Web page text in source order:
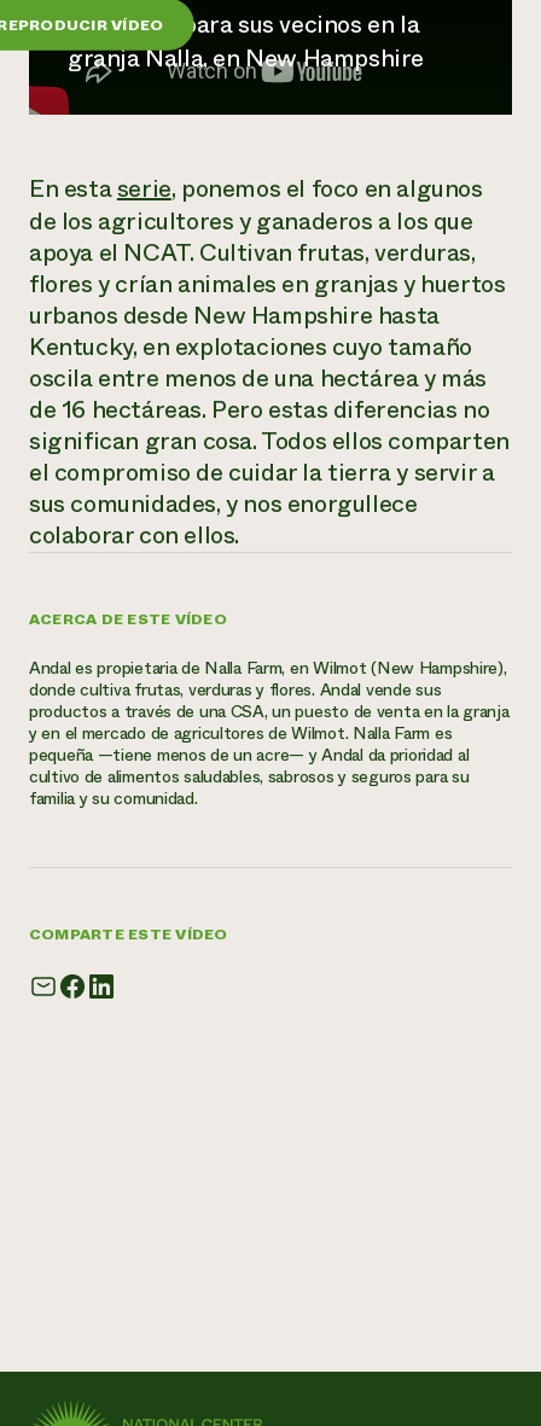
Informes anuales y financieros
Historias de impacto
impacto 2024
LEER EL INFORME
Latinos en la agricultura
Sistemas alimentarios locales
Evento anual de reciclaje de productos electrónicos
Programa de descuentos de NorthWestern Energy
Servicios energéticos comerciales
Servicios energéticos residenciales
LIHEAP
Centro de intercambio de información AgriSolar
Blog
Cursos cortos
Vídeos
Oportunidades de financiación
Noticias
Internship Hub
Buscar prácticas
Contratar a un becario
Llame a la
directa de
1-800-346-
Asociaciones empresariales
Donar
Donaciones planificadas
Boletín
Consultas de los medios de comunicación
Todos
contribuyen a la
resiliencia de la
comunidad.
DONAR AHORA
alimentos para sus vecinos en la
granja Nalla, en New Hampshire
VÍDEO
ACERCA DE ESTE VÍDEO
Andal es propietaria de Nalla Farm, en Wilmot (New Hampshire),
donde cultiva frutas, verduras y flores. Andal vende sus
productos a través de una CSA, un puesto de venta en la granja
y en el mercado de agricultores de Wilmot. Nalla Farm es
pequeña —tiene menos de un acre— y Andal da prioridad al
cultivo de alimentos saludables, sabrosos y seguros para su
familia y su comunidad.
COMPARTE ESTE VÍDEO
En estaserie, ponemos el foco en algunos
de los agricultores y ganaderos a los que
apoya el NCAT. Cultivan frutas, verduras,
flores y crían animales en granjas y huertos
urbanos desde New Hampshire hasta
Kentucky, en explotaciones cuyo tamaño
oscila entre menos de una hectárea y más
de 16 hectáreas. Pero estas diferencias no
significan gran cosa. Todos ellos comparten
el compromiso de cuidar la tierra y servir a
sus comunidades, y nos enorgullece
colaborar con ellos.